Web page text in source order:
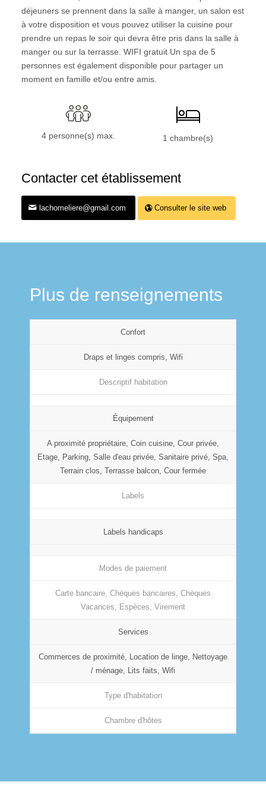
déjeuners se prennent dans la salle à manger, un salon est
à votre disposition et vous pouvez utiliser la cuisine pour
prendre un repas le soir qui devra être pris dans la salle à
manger ou sur la terrasse. WIFI gratuit Un spa de 5
personnes est également disponible pour partager un
moment en famille et/ou entre amis.
4 personne(s) max. 1 chambre(s)
Contacter cet établissement
lachomeliere@gmail.com Consulter le site web
Plus de renseignements
Confort
Draps et linges compris, Wifi
Descriptif habitation
Équipement
A proximité propriétaire, Coin cuisine, Cour privée,
Etage, Parking, Salle d'eau privée, Sanitaire privé, Spa,
Terrain clos, Terrasse balcon, Cour fermée
Labels
Labels handicaps
Modes de paiement
Carte bancaire, Chèques bancaires, Chèques
Vacances, Espèces, Virement
Services
Commerces de proximité, Location de linge, Nettoyage
/ ménage, Lits faits, Wifi
Type d'habitation
Chambre d'hôtes